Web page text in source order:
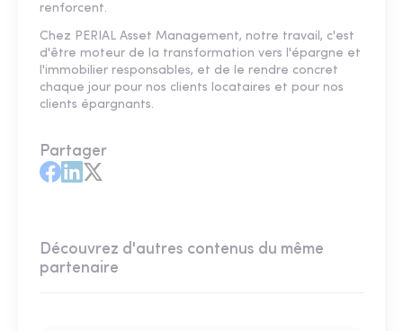
renforcent.
Chez PERIAL Asset Management, notre travail, c'est
d'être moteur de la transformation vers l'épargne et
l'immobilier responsables, et de le rendre concret
chaque jour pour nos clients locataires et pour nos
clients épargnants.
Partager
Découvrez d'autres contenus du même
partenaire